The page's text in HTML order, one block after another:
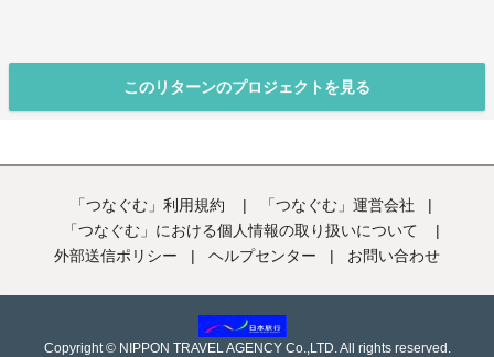
このリターンのプロジェクトを見る
「つなぐむ」利用規約 | 「つなぐむ」運営会社
|
「つなぐむ」における個人情報の取り扱いについて
|
外部送信ポリシー
| ヘルプセンター | お問い合わせ
Copyright © NIPPON TRAVEL AGENCY Co.,LTD. All rights reserved.